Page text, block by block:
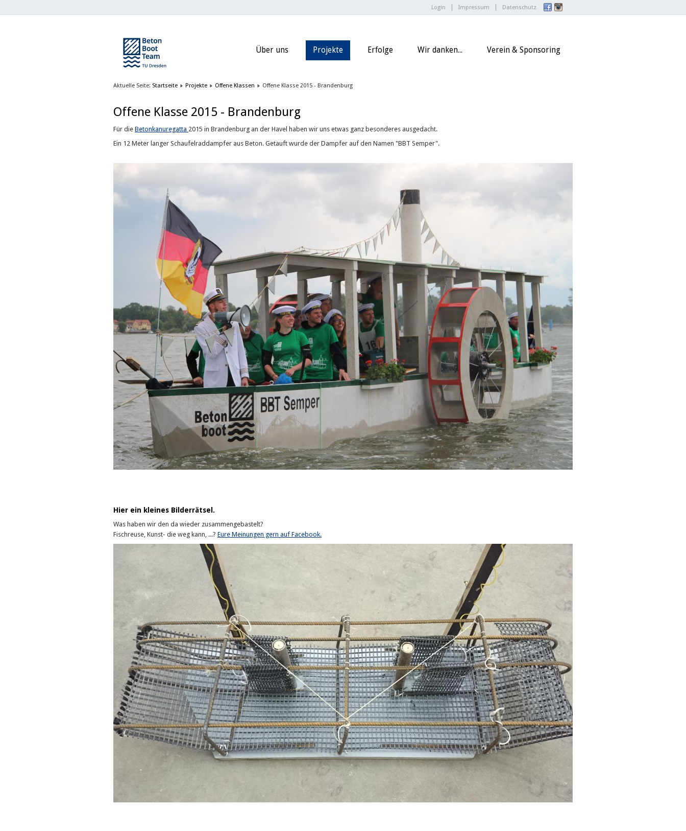
Login Impressum Datenschutz
Über uns Projekte Erfolge Wir danken... Verein & Sponsoring
Aktuelle Seite: Startseite Projekte Offene Klassen Offene Klasse 2015 - Brandenburg
Offene Klasse 2015 - Brandenburg
Für die Betonkanuregatta 2015 in Brandenburg an der Havel haben wir uns etwas ganz besonderes ausgedacht.
Ein 12 Meter langer Schaufelraddampfer aus Beton. Getauft wurde der Dampfer auf den Namen "BBT Semper".
Hier ein kleines Bilderrätsel.
Was haben wir den da wieder zusammengebastelt?
Fischreuse, Kunst- die weg kann, ...? Eure Meinungen gern auf Facebook.